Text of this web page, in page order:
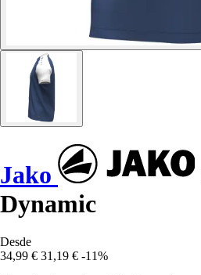
Jako
Dynamic
Desde
34,99 € 31,19 € -11%